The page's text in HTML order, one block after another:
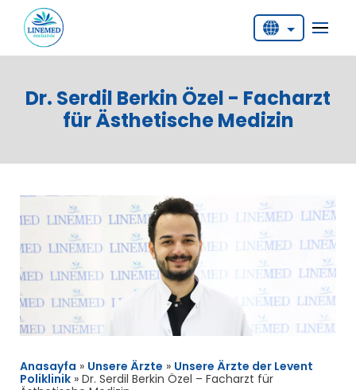
English
Türkçe
Dr. Serdil Berkin Özel - Facharzt
für Ästhetische Medizin
Anasayfa » Unsere Ärzte » Unsere Ärzte der Levent
Poliklinik » Dr. Serdil Berkin Özel – Facharzt für